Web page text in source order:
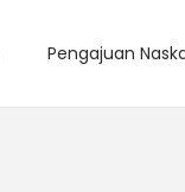
Pengajuan